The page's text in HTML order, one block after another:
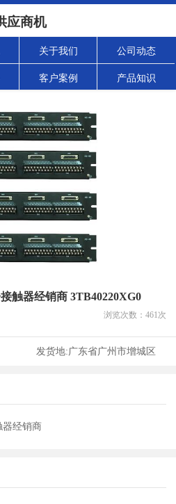
应商机
关于我们 公司动态
客户案例 产品知识
触器经销商 3TB40220XG0
浏览次数： 461次
发货地:广东省广州市增城区
器经销商